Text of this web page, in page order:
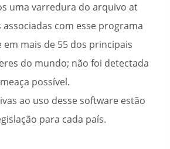
uma varredura do arquivo at
associadas com esse programa
em mais de 55 dos principais
do mundo; não foi detectada
possível.
ao uso desse software estão
para cada país.